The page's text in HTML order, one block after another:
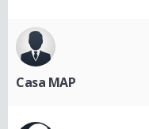
Casa MAP